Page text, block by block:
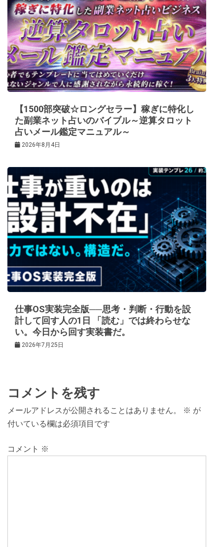
【1500部突破☆ロングセラー】稼ぎに特化し
た副業ネット占いのバイブル～逆算タロット
占いメール鑑定マニュアル～
2026年8月4日
仕事OS実装完全版──思考・判断・行動を設
計して回す人の1日 「読む」では終わらせな
い。今日から回す実装書だ。
2026年7月25日
コメントを残す
メールアドレスが公開されることはありません。 ※ が
付いている欄は必須項目です
コメント ※